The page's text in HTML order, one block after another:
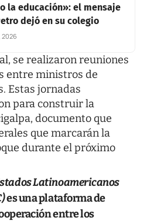
la educación»: el mensaje
dejó en su colegio
2026
se realizaron reuniones
entre ministros de
Estas jornadas
para construir la
documento que
que marcarán la
durante el próximo
Latinoamericanos
es una plataforma de
entre los